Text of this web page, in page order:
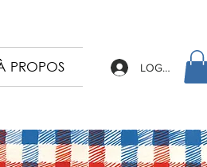
PROPOS LOG IN